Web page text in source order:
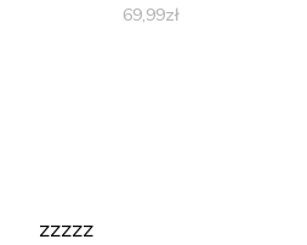
69,99zł
zzzzz